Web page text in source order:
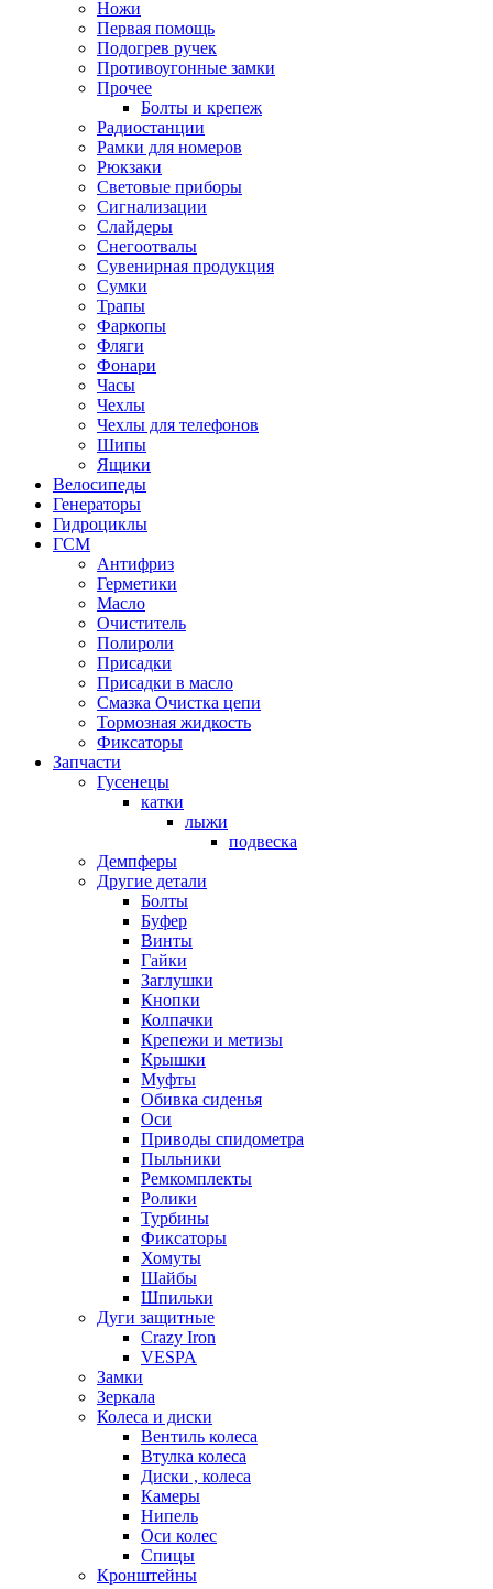
Ножи
Первая помощь
Подогрев ручек
Противоугонные замки
Прочее
Болты и крепеж
Радиостанции
Рамки для номеров
Рюкзаки
Световые приборы
Сигнализации
Слайдеры
Снегоотвалы
Сувенирная продукция
Сумки
Трапы
Фаркопы
Фляги
Фонари
Часы
Чехлы
Чехлы для телефонов
Шипы
Ящики
Велосипеды
Генераторы
Гидроциклы
ГСМ
Антифриз
Герметики
Масло
Очиститель
Полироли
Присадки
Присадки в масло
Смазка Очистка цепи
Тормозная жидкость
Фиксаторы
Запчасти
Гусенецы
катки
лыжи
подвеска
Демпферы
Другие детали
Болты
Буфер
Винты
Гайки
Заглушки
Кнопки
Колпачки
Крепежи и метизы
Крышки
Муфты
Обивка сиденья
Оси
Приводы спидометра
Пыльники
Ремкомплекты
Ролики
Турбины
Фиксаторы
Хомуты
Шайбы
Шпильки
Дуги защитные
Crazy Iron
VESPA
Замки
Зеркала
Колеса и диски
Вентиль колеса
Втулка колеса
Диски , колеса
Камеры
Нипель
Оси колес
Спицы
Кронштейны